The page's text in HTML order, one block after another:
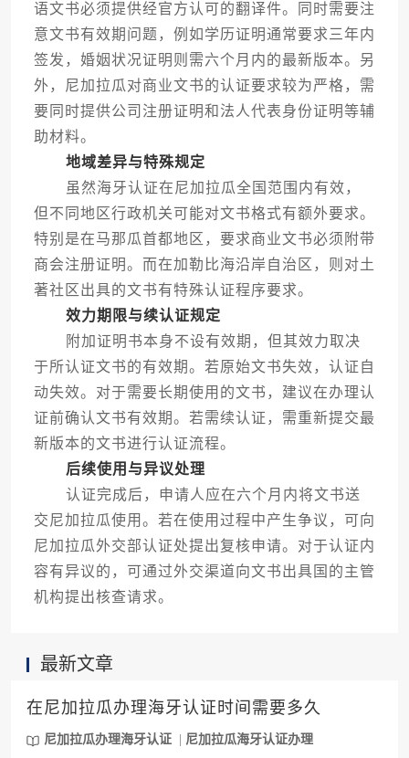
语文书必须提供经官方认可的翻译件。同时需要注
意文书有效期问题，例如学历证明通常要求三年内
签发，婚姻状况证明则需六个月内的最新版本。另
外，尼加拉瓜对商业文书的认证要求较为严格，需
要同时提供公司注册证明和法人代表身份证明等辅
助材料。
地域差异与特殊规定
虽然海牙认证在尼加拉瓜全国范围内有效，
但不同地区行政机关可能对文书格式有额外要求。
特别是在马那瓜首都地区，要求商业文书必须附带
商会注册证明。而在加勒比海沿岸自治区，则对土
著社区出具的文书有特殊认证程序要求。
效力期限与续认证规定
附加证明书本身不设有效期，但其效力取决
于所认证文书的有效期。若原始文书失效，认证自
动失效。对于需要长期使用的文书，建议在办理认
证前确认文书有效期。若需续认证，需重新提交最
新版本的文书进行认证流程。
后续使用与异议处理
认证完成后，申请人应在六个月内将文书送
交尼加拉瓜使用。若在使用过程中产生争议，可向
尼加拉瓜外交部认证处提出复核申请。对于认证内
容有异议的，可通过外交渠道向文书出具国的主管
机构提出核查请求。
最新文章
在尼加拉瓜办理海牙认证时间需要多久
尼加拉瓜办理海牙认证 尼加拉瓜海牙认证办理